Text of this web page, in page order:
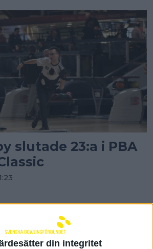
din integritet
slutade 23:a i PBA